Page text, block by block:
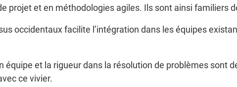
projet et en méthodologies agiles. Ils sont ainsi familiers
occidentaux facilite l’intégration dans les équipes
équipe et la rigueur dans la résolution de problèmes sont
ce vivier.